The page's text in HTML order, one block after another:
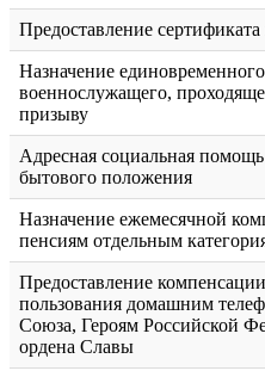
Предоставление
Назначение
военнослужащего,
призыву
Адресная социальная
бытового положения
Назначение ежемесячной
пенсиям отдельным
Предоставление
пользования домашним
Союза, Героям Российской
ордена Славы